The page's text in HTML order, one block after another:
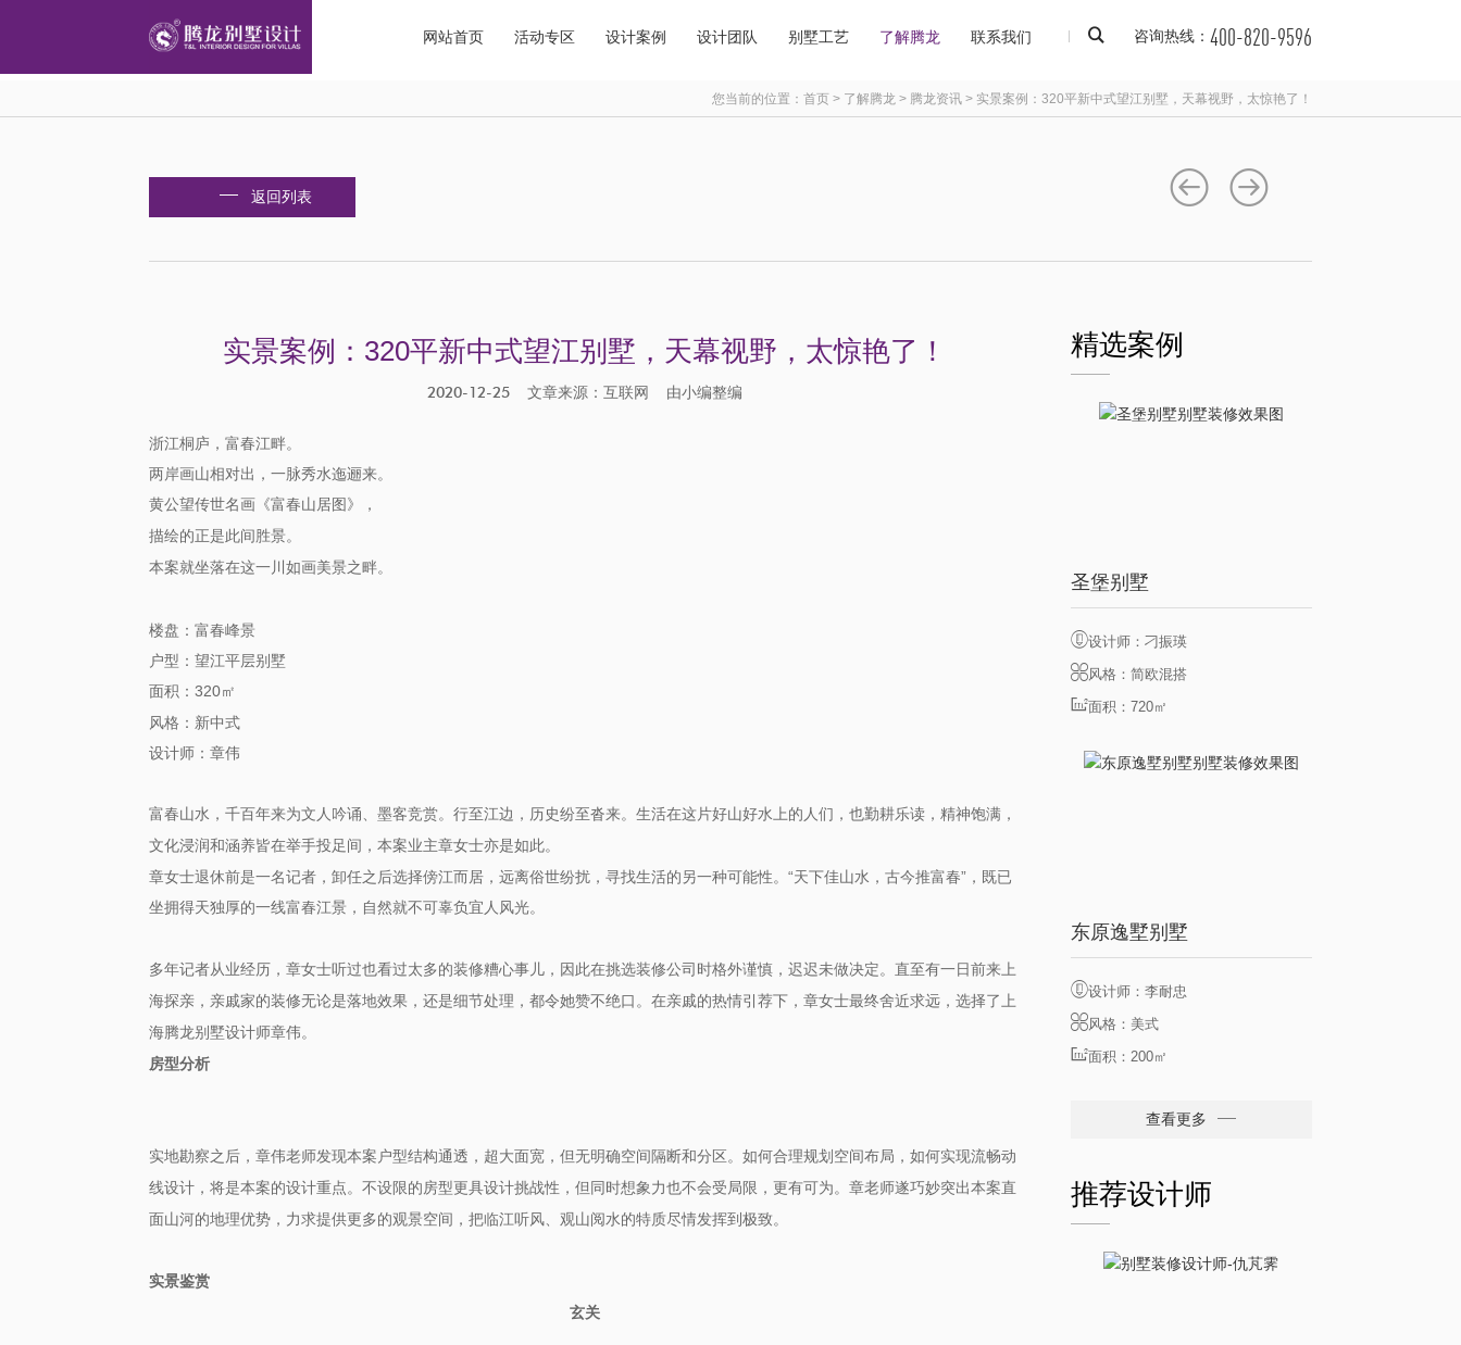
网站首页 活动专区 设计案例 设计团队 别墅工艺 了解腾龙 联系我们 咨询热线： 400-820-9596
您当前的位置： 首页 > 了解腾龙 > 腾龙资讯 > 实景案例：320平新中式望江别墅，天幕视野，太惊艳了！
返回列表
实景案例：320平新中式望江别墅，天幕视野，太惊艳了！
2020-12-25 文章来源：互联网 由小编整编
浙江桐庐，富春江畔。
两岸画山相对出，一脉秀水迤逦来。
黄公望传世名画《富春山居图》
，
描绘的正是此间胜景。
本案就坐落在这一川如画美景之畔。
楼盘：富春峰景
户型：望江平层别墅
面积： 320㎡
风格：新中式
设计师：章伟
富春山水，千百年来为文人吟诵、墨客竞赏。 行至江边，历史纷至沓来。 生活在这片好山好水上的人们，也勤耕乐读，精神饱满，
文化浸润和涵养皆在举手投足间 ， 本案业主章女士亦是如此。
章女士退休前是一名记者，卸任之后选择傍江而居，远离俗世纷扰，寻找生活的另一种可能性。 “天下佳山水，古今推富春”，既已
坐拥得天独厚的一线富春江景，自然就不可辜负宜人风光。
多年记者从业经历，章女士听过也看过太多的装修糟心事儿，因此在挑选装修公司时格外谨慎，迟迟未做决定。直至有一日前来上
海探亲，亲戚家的装修无论是落地效果，还是细节处理，都令她赞不绝口。在亲戚的热情引荐下，章女士最终舍近求远，选择了上
海腾龙别墅设计师章伟。
房型分析
实地勘察之后，章伟老师发现本案户型结构通透，超大面宽，但无明确空间隔断和分区。如何合理规划空间布局，如何实现流畅动
线设计，将是本案的设计重点。不设限的房型更具设计挑战性，但同时想象力也不会受局限，更有可为。章老师遂巧妙突出本案直
面山河的地理优势 ， 力求提供更多的观景空间 ， 把临江听风、观山阅水的特质尽情发挥到极致。
实景鉴赏
玄关
精选案例
圣堡别墅
设计师：刁振瑛
风格：简欧混搭
面积：720㎡
东原逸墅别墅
设计师：李耐忠
风格：美式
面积：200㎡
查看更多
推荐设计师